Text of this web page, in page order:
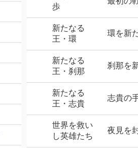
歩
新たなる
王・環
環を新
新たなる
王・刹那
刹那を
新たなる
王・志貴
志貴の
世界を救い
し英雄たち
夜見を